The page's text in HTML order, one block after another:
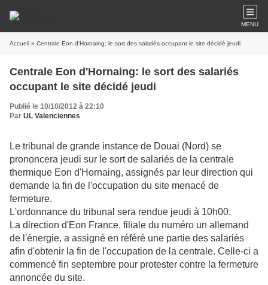
MENU
Accueil » Centrale Eon d'Hornaing: le sort des salariés occupant le site décidé jeudi
Centrale Eon d'Hornaing: le sort des salariés
occupant le site décidé jeudi
Publié le 10/10/2012 à 22:10
Par UL Valenciennes
Le tribunal de grande instance de Douai (Nord) se
prononcera jeudi sur le sort de salariés de la centrale
thermique Eon d'Hornaing, assignés par leur direction qui
demande la fin de l'occupation du site menacé de
fermeture.
L'ordonnance du tribunal sera rendue jeudi à 10h00.
La direction d'Eon France, filiale du numéro un allemand
de l'énergie, a assigné en référé une partie des salariés
afin d'obtenir la fin de l'occupation de la centrale. Celle-ci a
commencé fin septembre pour protester contre la fermeture
annoncée du site.